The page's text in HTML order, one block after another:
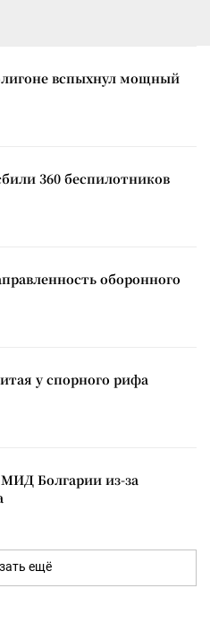
вспыхнул мощный
360 беспилотников
оборонного
у спорного рифа
Болгарии из-за
ещё